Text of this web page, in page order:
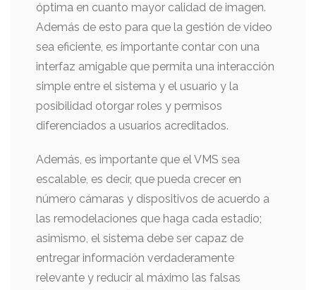
óptima en cuanto mayor calidad de imagen.
Además de esto para que la gestión de video
sea eficiente, es importante contar con una
interfaz amigable que permita una interacción
simple entre el sistema y el usuario y la
posibilidad otorgar roles y permisos
diferenciados a usuarios acreditados.
Además, es importante que el VMS sea
escalable, es decir, que pueda crecer en
número cámaras y dispositivos de acuerdo a
las remodelaciones que haga cada estadio;
asimismo, el sistema debe ser capaz de
entregar información verdaderamente
relevante y reducir al máximo las falsas